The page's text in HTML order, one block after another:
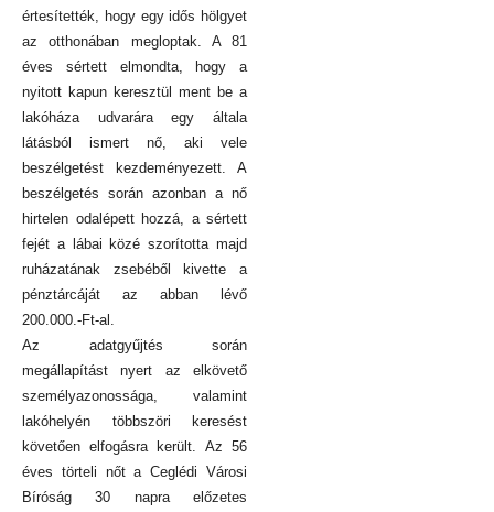
értesítették, hogy egy idős hölgyet
az otthonában megloptak. A 81
éves sértett elmondta, hogy a
nyitott kapun keresztül ment be a
lakóháza udvarára egy általa
látásból ismert nő, aki vele
beszélgetést kezdeményezett. A
beszélgetés során azonban a nő
hirtelen odalépett hozzá, a sértett
fejét a lábai közé szorította majd
ruházatának zsebéből kivette a
pénztárcáját az abban lévő
200.000.-Ft-al.
Az adatgyűjtés során
megállapítást nyert az elkövető
személyazonossága, valamint
lakóhelyén többszöri keresést
követően elfogásra került. Az 56
éves törteli nőt a Ceglédi Városi
Bíróság 30 napra előzetes